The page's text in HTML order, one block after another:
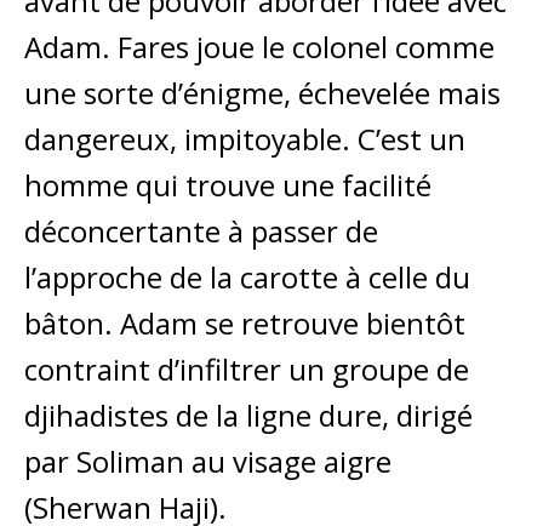
Adam. Fares joue le colonel comme
une sorte d’énigme, échevelée mais
dangereux, impitoyable. C’est un
homme qui trouve une facilité
déconcertante à passer de
l’approche de la carotte à celle du
bâton. Adam se retrouve bientôt
contraint d’infiltrer un groupe de
djihadistes de la ligne dure, dirigé
par Soliman au visage aigre
(Sherwan Haji).